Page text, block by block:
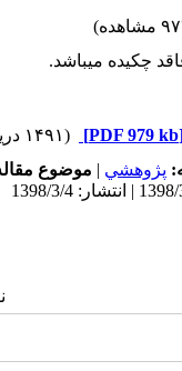
چکیده می​باشد.
[PDF
(۱۴۹۱ دریافت)
پژوهشي | موضوع